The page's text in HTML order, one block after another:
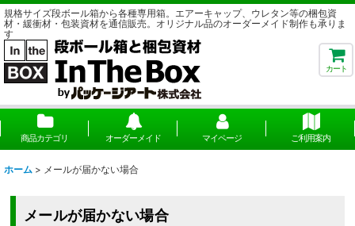
規格サイズ段ボール箱から各種専用箱。エアーキャップ、ウレタン等の梱包資
材・緩衝材・包装資材を通信販売。オリジナル品のオーダーメイド制作も承りま
す
カート
商品カテゴリ オーダーメイド マイページ ご利用案内
ホーム > メールが届かない場合
メールが届かない場合